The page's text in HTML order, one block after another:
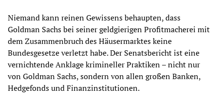
Niemand kann reinen Gewissens behaupten, dass
Goldman Sachs bei seiner geldgierigen Profitmacherei mit
dem Zusammenbruch des Häusermarktes keine
Bundesgesetze verletzt habe. Der Senatsbericht ist eine
vernichtende Anklage krimineller Praktiken – nicht nur
von Goldman Sachs, sondern von allen großen Banken,
Hedgefonds und Finanzinstitutionen.